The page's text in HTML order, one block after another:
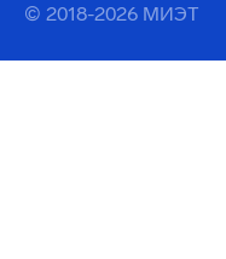
© 2018-2026 МИЭТ